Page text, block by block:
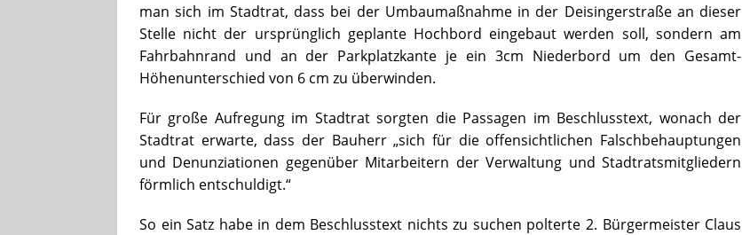
man sich im Stadtrat, dass bei der Umbaumaßnahme in der Deisingerstraße an dieser
Stelle nicht der ursprünglich geplante Hochbord eingebaut werden soll, sondern am
Fahrbahnrand und an der Parkplatzkante je ein 3cm Niederbord um den Gesamt-
Höhenunterschied von 6 cm zu überwinden.
Für große Aufregung im Stadtrat sorgten die Passagen im Beschlusstext, wonach der
Stadtrat erwarte, dass der Bauherr „sich für die offensichtlichen Falschbehauptungen
und Denunziationen gegenüber Mitarbeitern der Verwaltung und Stadtratsmitgliedern
förmlich entschuldigt.“
So ein Satz habe in dem Beschlusstext nichts zu suchen polterte 2. Bürgermeister Claus